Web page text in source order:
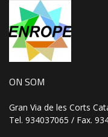
ON SOM
Gran Via de les Corts
Tel. 934037065 / Fax.